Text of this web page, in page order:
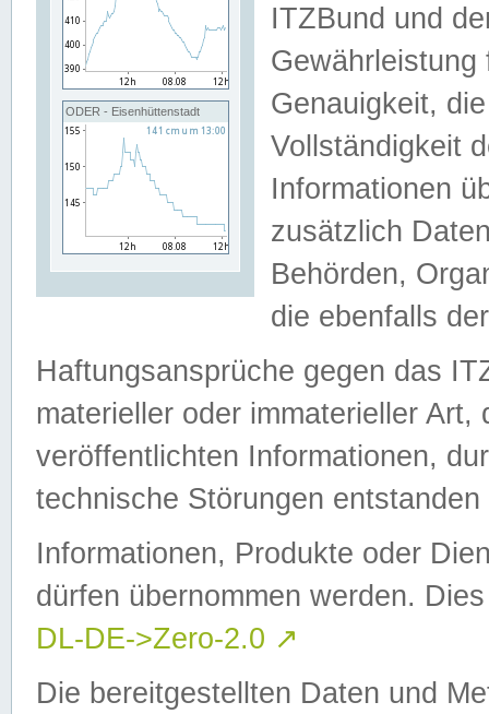
ODER - Eisenhüttenstadt
ITZBund und
Genauigkeit,
Vollständigkeit
Informationen
zusätzlich
Behörden,
die ebenfalls
Haftungsansprüche gegen das
materieller oder immaterieller
veröffentlichten Informationen,
technische Störungen
Informationen, Produkte oder
dürfen übernommen werden.
DL-DE->Zero-2.0 ↗
Die bereitgestellten Daten und